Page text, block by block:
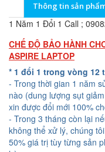
Thông tin sản
1 Năm 1 Đổi 1 Call ;
CHẾ ĐỘ BẢO HÀNH
ASPIRE LAPTOP
* 1 đổi 1 trong vòng 12
- Trong thời gian 1 năm
nào (dung lượng sụt
xin được đổi mới 100%
- Trong 3 tháng còn lại
không thể xử lý, chúng
50% giá trị tùy từng sản